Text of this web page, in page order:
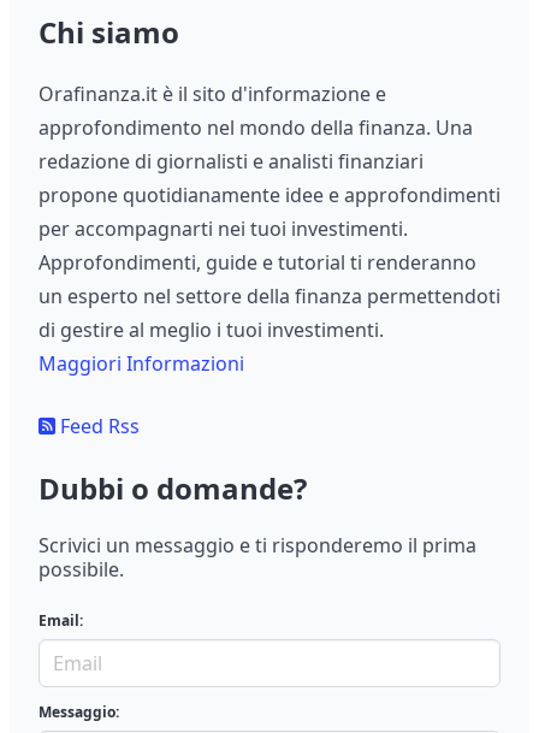
Chi siamo
Orafinanza.it è il sito d'informazione e
approfondimento nel mondo della finanza. Una
redazione di giornalisti e analisti finanziari
propone quotidianamente idee e approfondimenti
per accompagnarti nei tuoi investimenti.
Approfondimenti, guide e tutorial ti renderanno
un esperto nel settore della finanza permettendoti
di gestire al meglio i tuoi investimenti.
Maggiori Informazioni
Feed Rss
Dubbi o domande?
Scrivici un messaggio e ti risponderemo il prima
possibile.
Email:
Messaggio: